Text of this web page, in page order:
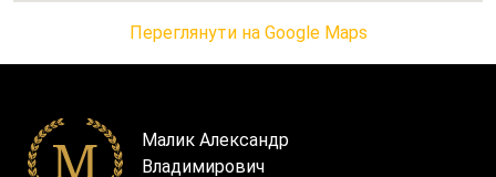
Переглянути на Google Maps
Малик Александр
Владимирович